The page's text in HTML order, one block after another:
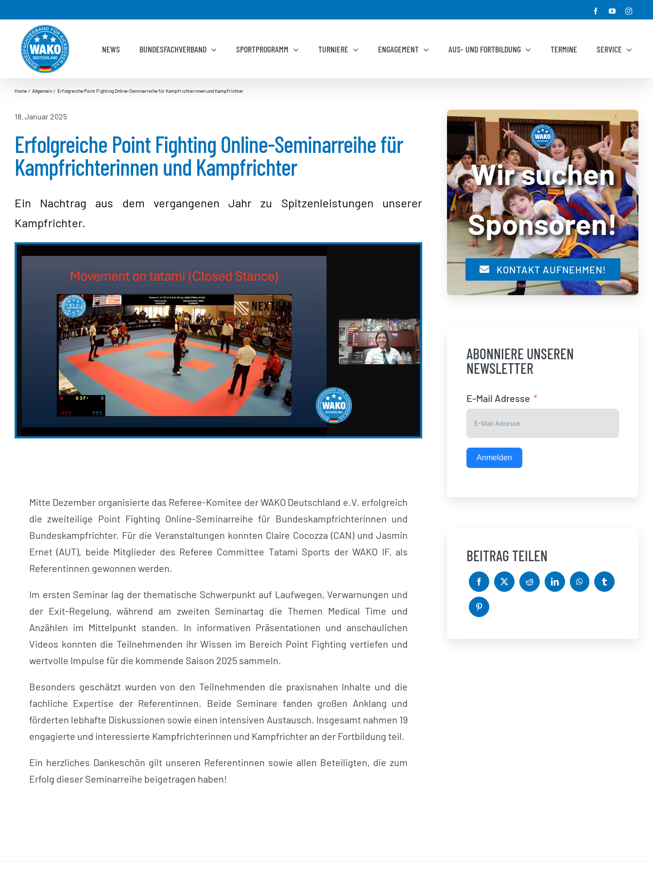
springen
FacebookYouTube
NEWS BUNDESFACHVERBAND SPORTPROGRAMM TURNIERE ENGAGEMENT AUS- UND FORTBILDUNG TERMINE SERVICE
Home Allgemein Erfolgreiche Point Fighting Online-Seminarreihe für Kampfrichterinnen und Kampfrichter
18. Januar 2025
Erfolgreiche Point Fighting Online-Seminarreihe für
Kampfrichterinnen und Kampfrichter
Ein Nachtrag aus dem vergangenen Jahr zu Spitzenleistungen unserer
Kampfrichter.
Mitte Dezember organisierte das Referee-Komitee der WAKO Deutschland e.V. erfolgreich
die zweiteilige Point Fighting Online-Seminarreihe für Bundeskampfrichterinnen und
Bundeskampfrichter. Für die Veranstaltungen konnten Claire Cocozza (CAN) und Jasmin
Ernet (AUT), beide Mitglieder des Referee Committee Tatami Sports der WAKO IF, als
Referentinnen gewonnen werden.
Im ersten Seminar lag der thematische Schwerpunkt auf Laufwegen, Verwarnungen und
der Exit-Regelung, während am zweiten Seminartag die Themen Medical Time und
Anzählen im Mittelpunkt standen. In informativen Präsentationen und anschaulichen
Videos konnten die Teilnehmenden ihr Wissen im Bereich Point Fighting vertiefen und
wertvolle Impulse für die kommende Saison 2025 sammeln.
Besonders geschätzt wurden von den Teilnehmenden die praxisnahen Inhalte und die
fachliche Expertise der Referentinnen. Beide Seminare fanden großen Anklang und
förderten lebhafte Diskussionen sowie einen intensiven Austausch. Insgesamt nahmen 19
engagierte und interessierte Kampfrichterinnen und Kampfrichter an der Fortbildung teil.
Ein herzliches Dankeschön gilt unseren Referentinnen sowie allen Beteiligten, die zum
Erfolg dieser Seminarreihe beigetragen haben!
Wir suchen
Sponsoren!
KONTAKT AUFNEHMEN!
ABONNIERE UNSEREN
NEWSLETTER
E-Mail Adresse
Anmelden
BEITRAG TEILEN